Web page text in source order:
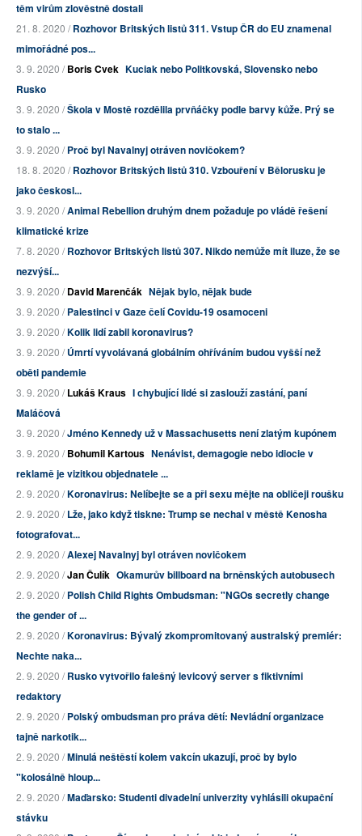
těm virům zlověstně dostali
21. 8. 2020 /Rozhovor Britských listů 311. Vstup ČR do EU znamenal
mimořádné pos...
3. 9. 2020 /Boris Cvek Kuciak nebo Politkovská, Slovensko nebo
Rusko
3. 9. 2020 /Škola v Mostě rozdělila prvňáčky podle barvy kůže. Prý se
to stalo ...
3. 9. 2020 /Proč byl Navalnyj otráven novičokem?
18. 8. 2020 /Rozhovor Britských listů 310. Vzbouření v Bělorusku je
jako českosl...
3. 9. 2020 /Animal Rebellion druhým dnem požaduje po vládě řešení
klimatické krize
7. 8. 2020 /Rozhovor Britských listů 307. Nikdo nemůže mít iluze, že se
nezvýší...
3. 9. 2020 /David Marenčák Nějak bylo, nějak bude
3. 9. 2020 /Palestinci v Gaze čelí Covidu-19 osamoceni
3. 9. 2020 /Kolik lidí zabil koronavirus?
3. 9. 2020 /Úmrtí vyvolávaná globálním ohříváním budou vyšší než
oběti pandemie
3. 9. 2020 /Lukáš Kraus I chybující lidé si zaslouží zastání, paní
Maláčová
3. 9. 2020 /Jméno Kennedy už v Massachusetts není zlatým kupónem
3. 9. 2020 /Bohumil Kartous Nenávist, demagogie nebo idiocie v
reklamě je vizitkou objednatele ...
2. 9. 2020 /Koronavirus: Nelíbejte se a při sexu mějte na obličeji roušku
2. 9. 2020 /Lže, jako když tiskne: Trump se nechal v městě Kenosha
fotografovat...
2. 9. 2020 /Alexej Navalnyj byl otráven novičokem
2. 9. 2020 /Jan Čulík Okamurův billboard na brněnských autobusech
2. 9. 2020 /Polish Child Rights Ombudsman: "NGOs secretly change
the gender of ...
2. 9. 2020 /Koronavirus: Bývalý zkompromitovaný australský premiér:
Nechte naka...
2. 9. 2020 /Rusko vytvořilo falešný levicový server s fiktivními
redaktory
2. 9. 2020 /Polský ombudsman pro práva dětí: Nevládní organizace
tajně narkotik...
2. 9. 2020 /Minulá neštěstí kolem vakcín ukazují, proč by bylo
"kolosálně hloup...
2. 9. 2020 /Maďarsko: Studenti divadelní univerzity vyhlásili okupační
stávku